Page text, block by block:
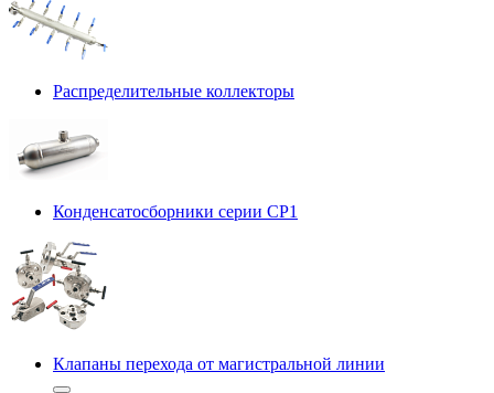
Распределительные коллекторы
Конденсатосборники серии CP1
Клапаны перехода от магистральной линии